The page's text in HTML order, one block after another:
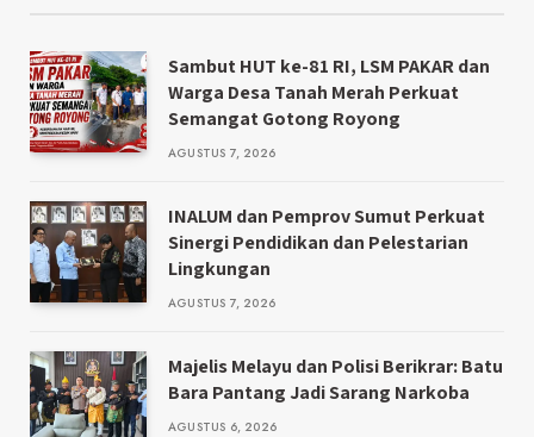
Sambut HUT ke-81 RI, LSM PAKAR dan
Warga Desa Tanah Merah Perkuat
Semangat Gotong Royong
AGUSTUS 7, 2026
INALUM dan Pemprov Sumut Perkuat
Sinergi Pendidikan dan Pelestarian
Lingkungan
AGUSTUS 7, 2026
Majelis Melayu dan Polisi Berikrar: Batu
Bara Pantang Jadi Sarang Narkoba
AGUSTUS 6, 2026